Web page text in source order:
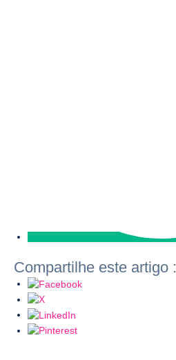
Compartilhe este artigo :